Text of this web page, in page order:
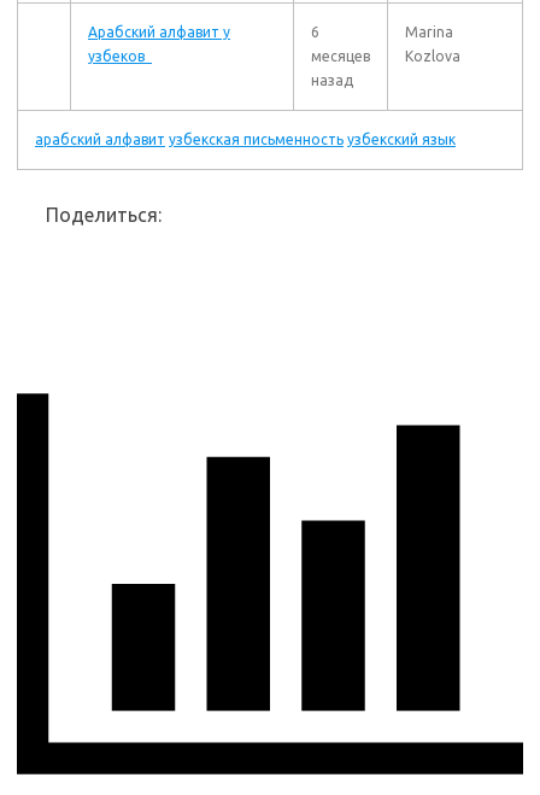
Арабский алфавит у
узбеков
6
месяцев
назад
Marina
Kozlova
арабский алфавит узбекская письменность узбекский язык
Поделиться: